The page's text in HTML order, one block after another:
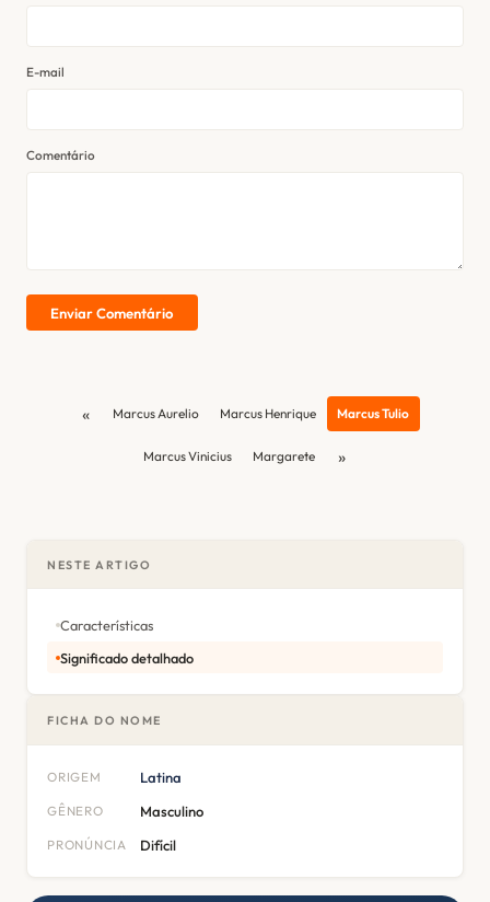
E-mail
Comentário
Enviar Comentário
« Marcus Aurelio Marcus Henrique Marcus Tulio
Marcus Vinicius Margarete »
NESTE ARTIGO
Características
Significado detalhado
FICHA DO NOME
ORIGEM Latina
GÊNERO Masculino
PRONÚNCIA Difícil